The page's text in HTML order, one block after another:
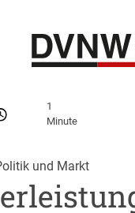
1
Minute
und Markt